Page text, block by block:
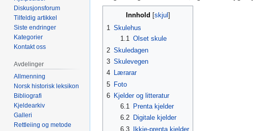
Innhold
1 Skulehus
1.1 Olset skule
2 Skuledagen
3 Skulevegen
4 Lærarar
5 Foto
6 Kjelder og litteratur
6.1
Prenta kjelder
6.2
Digitale kjelder
6.3 Ikkje-prenta kjelder
Diskusjonsforum
Tilfeldig artikkel
Siste endringer
Kategorier
Kontakt oss
Avdelinger
Allmenning
Norsk historisk leksikon
Bibliografi
Kjeldearkiv
Galleri
Rettleiing og metode